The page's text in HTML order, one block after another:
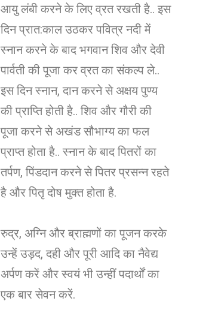
आयु लंबी करने के लिए व्रत रखती है.. इस
दिन प्रात:काल उठकर पवित्र नदी में
स्नान करने के बाद भगवान शिव और देवी
पार्वती की पूजा कर व्रत का संकल्प ले..
इस दिन स्नान, दान करने से अक्षय पुण्य
की प्राप्ति होती है.. शिव और गौरी की
पूजा करने से अखंड सौभाग्य का फल
प्राप्त होता है.. स्नान के बाद पितरों का
तर्पण, पिंडदान करने से पितर प्रसन्न रहते
है और पितृ दोष मुक्त होता है.
रुद्र, अग्नि और ब्राह्मणों का पूजन करके
उन्हें उड़द, दही और पूरी आदि का नैवेद्य
अर्पण करें और स्वयं भी उन्हीं पदार्थों का
एक बार सेवन करें.